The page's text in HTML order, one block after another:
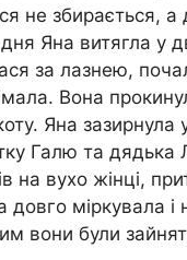
не збирається, а
Яна витягла у
за лазнею,
Вона
Яна зазирнула
Галю та дядька
на вухо жінці,
довго міркувала і
вони були